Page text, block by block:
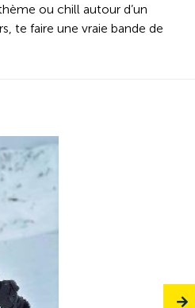
ou chill autour d’un
te faire une vraie bande de